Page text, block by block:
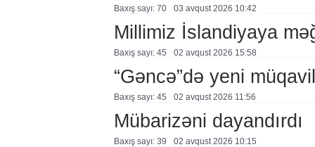
Baxış sayı: 70 03 avqust 2026 10:42
Millimiz İslandiyaya
Baxış sayı: 45 02 avqust 2026 15:58
“Gəncə”də yeni
Baxış sayı: 45 02 avqust 2026 11:56
Mübarizəni dayandırdı
Baxış sayı: 39 02 avqust 2026 10:15